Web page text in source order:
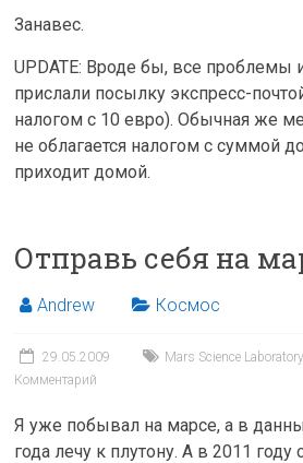
Занавес.
UPDATE: Вроде бы, все проблемы
прислали посылку экспресс-
налогом с 10 евро). Обычная же
не облагается налогом с суммой
приходит домой.
Отправь себя на
Andrew Космос
29.05.2009 Mars Science Laboratory
Комментарий
Я уже побывал на марсе, а в
года лечу к плутону. А в 2011